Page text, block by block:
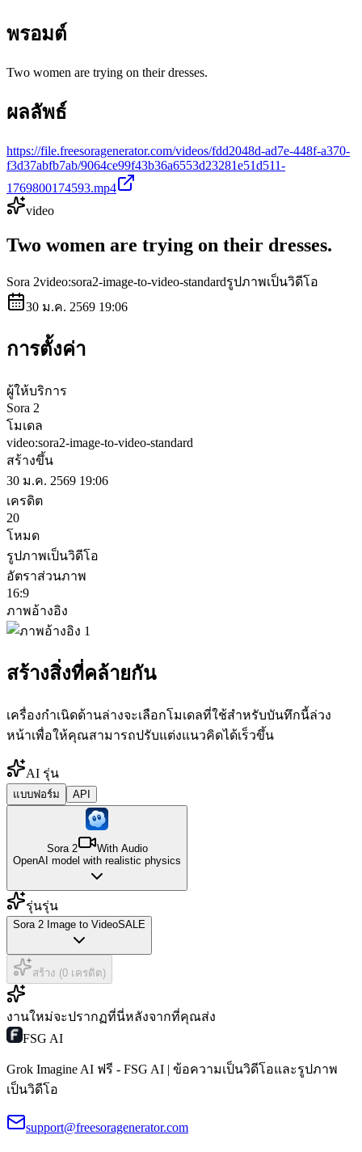
พรอมต์
Two women are trying on their dresses.
ผลลัพธ์
https://file.freesoragenerator.com/videos/fdd2048d-ad7e-448f-a370-
f3d37abfb7ab/9064ce99f43b36a6553d23281e51d511-
1769800174593.mp4
video
Two women are trying on their dresses.
Sora 2video:sora2-image-to-video-standardรูปภาพเป็นวิดีโอ
30 ม.ค. 2569 19:06
การตั้งค่า
ผู้ให้บริการ
Sora 2
โมเดล
video:sora2-image-to-video-standard
สร้างขึ้น
30 ม.ค. 2569 19:06
เครดิต
20
โหมด
รูปภาพเป็นวิดีโอ
อัตราส่วนภาพ
16:9
ภาพอ้างอิง
สร้างสิ่งที่คล้ายกัน
เครื่องกำเนิดด้านล่างจะเลือกโมเดลที่ใช้สำหรับบันทึกนี้ล่วง
หน้าเพื่อให้คุณสามารถปรับแต่งแนวคิดได้เร็วขึ้น
AI รุ่น
แบบฟอร์ม API
Sora 2
With Audio
OpenAI model with realistic physics
รุ่นรุ่น
Sora 2 Image to VideoSALE
สร้าง (0 เครดิต)
งานใหม่จะปรากฏที่นี่หลังจากที่คุณส่ง
FSG AI
Grok Imagine AI ฟรี - FSG AI | ข้อความเป็นวิดีโอและรูปภาพ
เป็นวิดีโอ
support@freesoragenerator.com